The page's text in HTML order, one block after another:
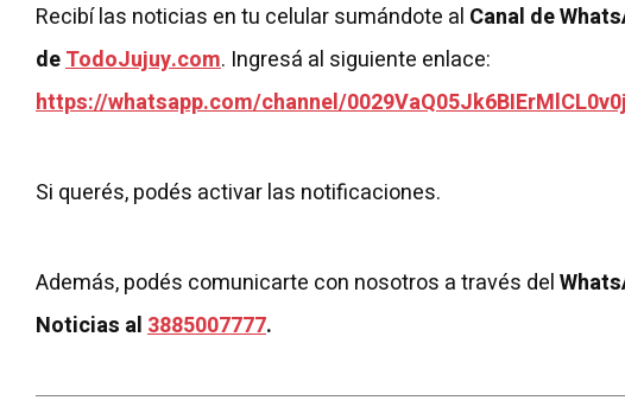
Recibí las noticias en tu celular sumándote al Canal de
deTodoJujuy.com. Ingresá al siguiente enlace:
https://whatsapp.com/channel/0029VaQ05Jk6BIErMlCL0v0j
Si querés, podés activar las notificaciones.
Además, podés comunicarte con nosotros a través del
Noticias al3885007777.